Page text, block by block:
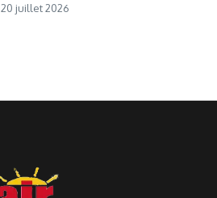
20 juillet 2026